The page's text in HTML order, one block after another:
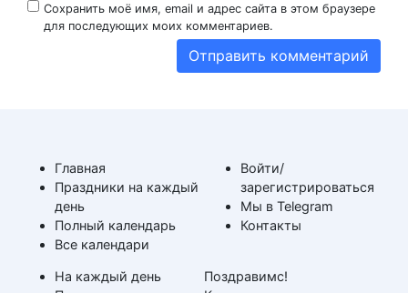
Сохранить моё имя, email и адрес сайта в этом браузере
для последующих моих комментариев.
Главная
Праздники на каждый
день
Полный календарь
Все календари
На каждый день
Войти/
зарегистрироваться
Мы в Telegram
Контакты
Поздравимс!